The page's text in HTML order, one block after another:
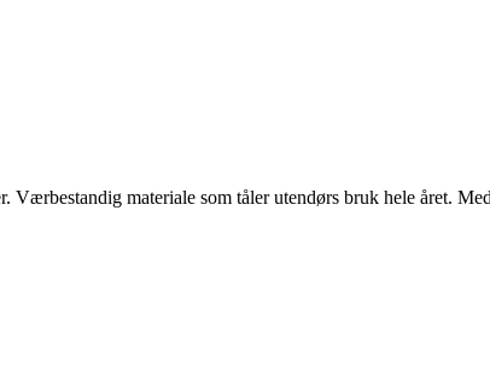
materiale som tåler utendørs bruk hele året.